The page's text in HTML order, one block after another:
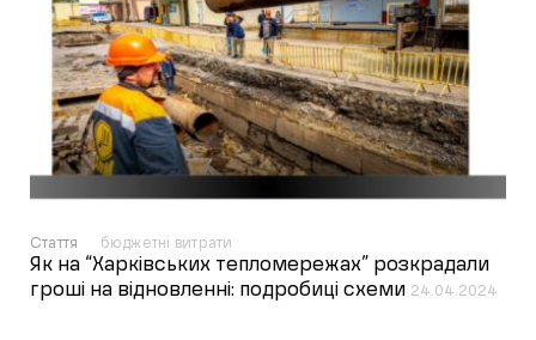
Стаття бюджетні витрати
Як на “Харківських тепломережах” розкрадали
гроші на відновленні: подробиці схеми 24.04.2024